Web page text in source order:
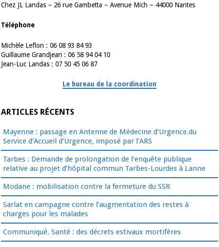
Chez JL Landas – 26 rue Gambetta – Avenue Mich – 44000 Nantes
Téléphone
Michèle Leflon : 06 08 93 84 93
Guillaume Grandjean : 06 58 94 04 10
Jean-Luc Landas : 07 50 45 06 87
Le bureau de la coordination
ARTICLES RÉCENTS
Mayenne : passage en Antenne de Médecine d’Urgence.du
Service d’Accueil d’Urgence, imposé par l’ARS
Tarbes : Demande de prolongation de l’enquête publique
relative au projet d’hôpital commun Tarbes-Lourdes à Lanne
Modane : mobilisation contre la fermeture du SSR
Sarlat en campagne contre l’augmentation des restes à
charges pour les malades
Communiqué. Santé : des décrets estivaux mortifères